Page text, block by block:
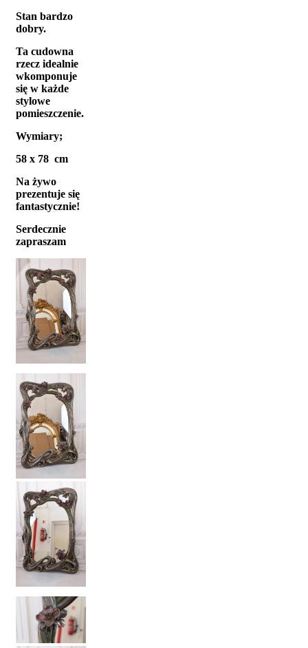
Stan bardzo
dobry.
Ta cudowna
rzecz idealnie
wkomponuje
się w każde
stylowe
pomieszczenie.
Wymiary;
58 x 78 cm
Na żywo
prezentuje się
fantastycznie!
Serdecznie
zapraszam